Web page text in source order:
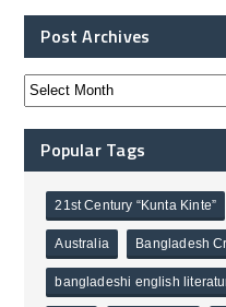
Post Archives
Popular Tags
21st Century “Kunta Kinte”
Australia Bangladesh
bangladeshi english